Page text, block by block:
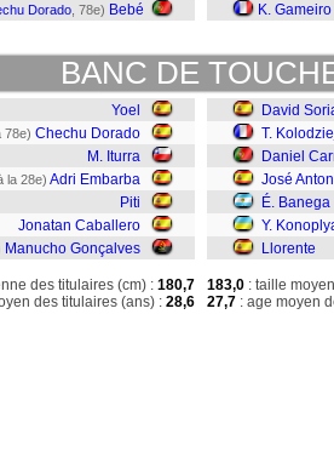
Dorado , 78e) Bebé
K. Gameiro
BANC DE
Yoel
78e) Chechu Dorado
M. Iturra
la 28e) Adri Embarba
Piti
Jonatan Caballero
Manucho Gonçalves
des titulaires (cm) : 180,7
des titulaires (ans) : 28,6
David
T.
Daniel
José
É. Banega
Y.
Llorente
183,0 : taille
27,7 : age moyen